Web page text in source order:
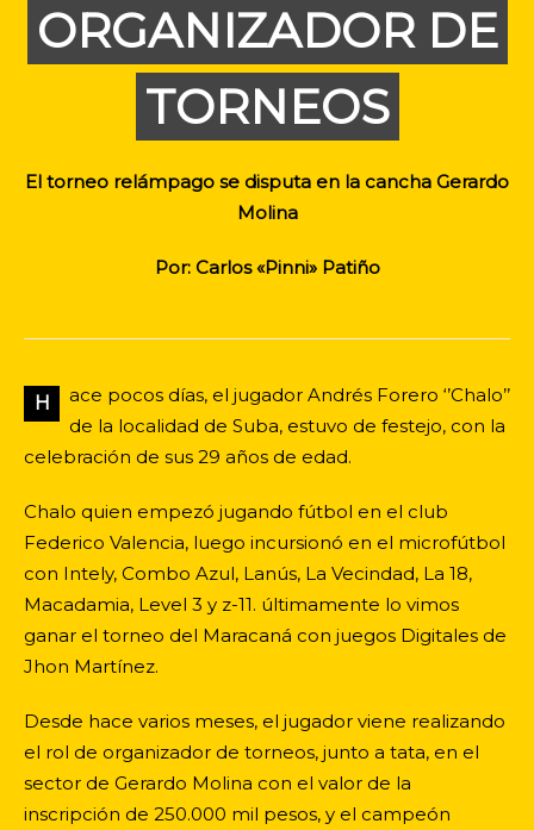
ORGANIZADOR DE
TORNEOS
El torneo relámpago se disputa en la cancha Gerardo
Molina
Por: Carlos «Pinni» Patiño
H
ace pocos días, el jugador Andrés Forero ‘’Chalo’’
de la localidad de Suba, estuvo de festejo, con la
celebración de sus 29 años de edad.
Chalo quien empezó jugando fútbol en el club
Federico Valencia, luego incursionó en el microfútbol
con Intely, Combo Azul, Lanús, La Vecindad, La 18,
Macadamia, Level 3 y z-11. últimamente lo vimos
ganar el torneo del Maracaná con juegos Digitales de
Jhon Martínez.
Desde hace varios meses, el jugador viene realizando
el rol de organizador de torneos, junto a tata, en el
sector de Gerardo Molina con el valor de la
inscripción de 250.000 mil pesos, y el campeón